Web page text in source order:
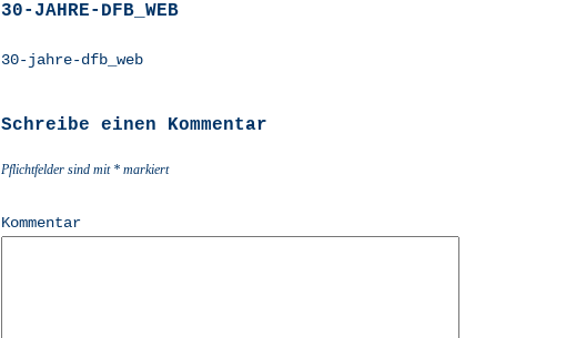
30-JAHRE-DFB_WEB
30-jah­re-dfb_­web
Schreibe einen Kommentar
Pflichtfelder sind mit * markiert
Kommentar